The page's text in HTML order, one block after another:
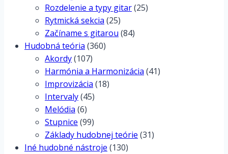
Rozdelenie a typy gitar(25)
Rytmická sekcia (25)
Začíname s gitarou (84)
Hudobná teória (360)
Akordy(107)
Harmónia a Harmonizácia (41)
Improvizácia (18)
Intervaly(45)
Melódia (6)
Stupnice (99)
Základy hudobnej teórie (31)
Iné hudobné nástroje (130)